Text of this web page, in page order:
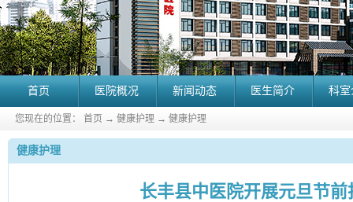
首页 医院概况 新闻动态 医生简介 科
您现在的位置： 首页 → 健康护理 → 健康护理
健康护理
长丰县中医院开展元旦节